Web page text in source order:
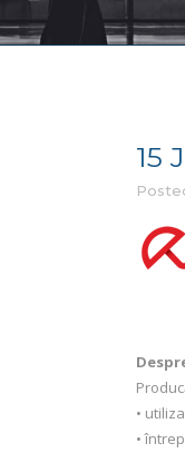
15
•
•